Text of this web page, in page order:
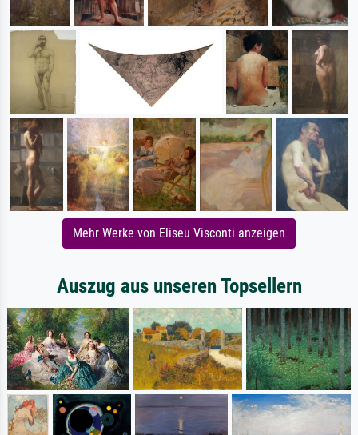
Mehr Werke von Eliseu Visconti anzeigen
Auszug aus unseren Topsellern